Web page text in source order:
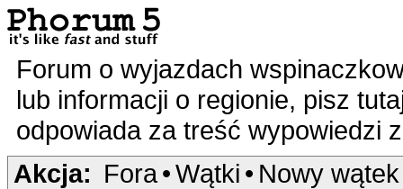
Forum o wyjazdach
lub informacji o regionie, pisz
odpowiada za treść wypowiedzi
Akcja: Fora•Wątki • Nowy wątek